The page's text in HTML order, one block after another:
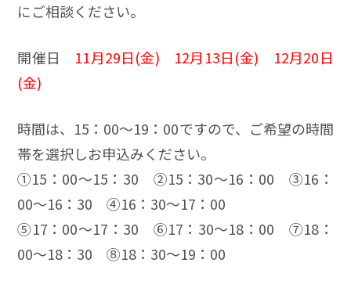
にご相談ください。
開催日 11月29日(金) 12月13日(金) 12月20日
(金)
時間は、15：00～19：00ですので、ご希望の時間
帯を選択しお申込みください。
➀15：00～15：30 ➁15：30～16：00 ③16：
00～16：30 ④16：30～17：00
⑤17：00～17：30 ⑥17：30～18：00 ⑦18：
00～18：30 ⑧18：30～19：00